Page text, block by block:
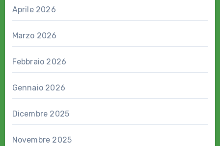
Aprile 2026
Marzo 2026
Febbraio 2026
Gennaio 2026
Dicembre 2025
Novembre 2025